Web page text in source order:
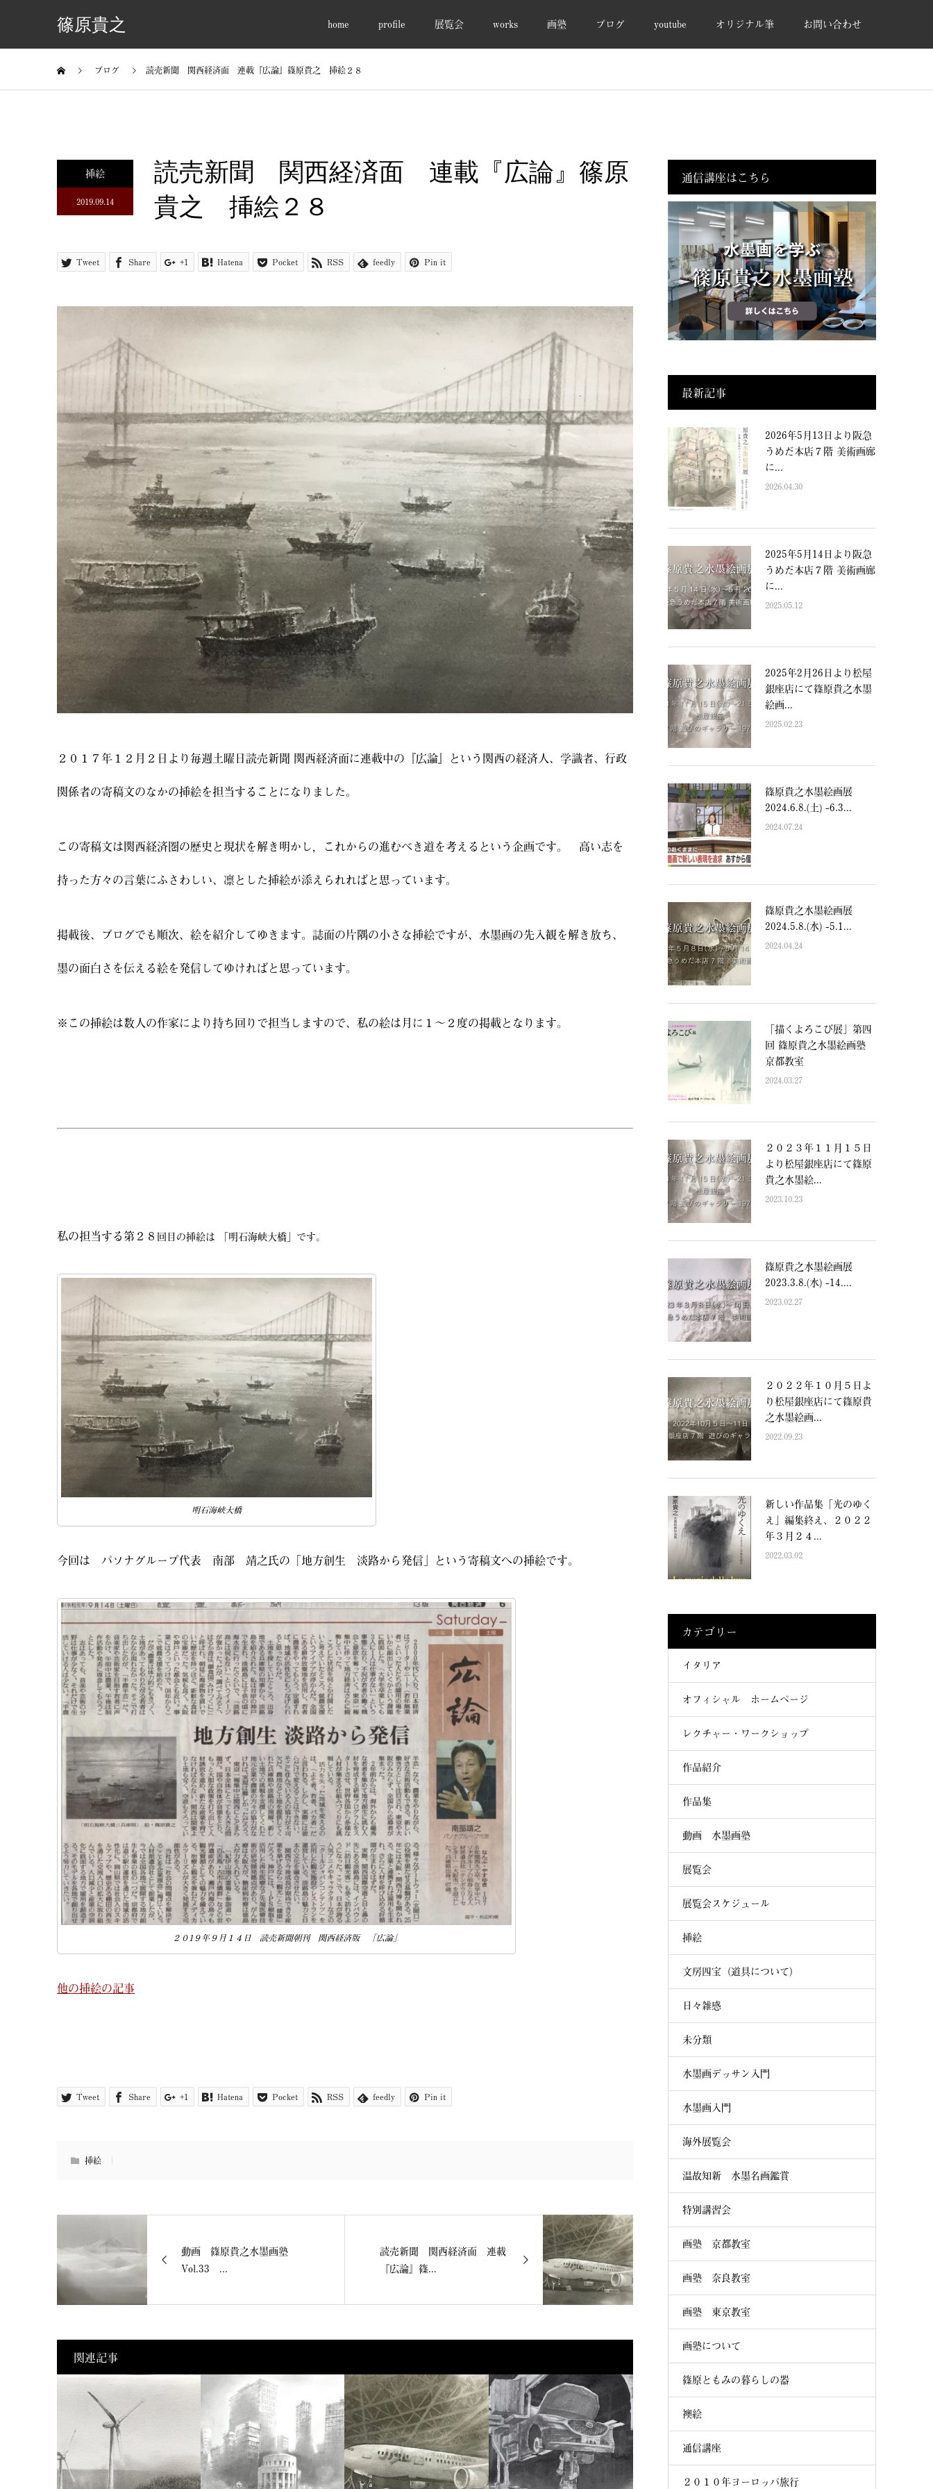
篠原貴之 home profile 展覧会 works 画塾 ブログ youtube オリジナル筆 お問い合わせ
ブログ 読売新聞 関西経済面 連載『広論』篠原貴之 挿絵２８
挿絵
2019.09.14
読売新聞 関西経済面 連載『広論』篠原
貴之 挿絵２８
Tweet Share +1 Hatena Pocket RSS feedly Pin it
２０１７年１２月２日より毎週土曜日読売新聞 関西経済面に連載中の『広論』という関西の経済人、学識者、行政
関係者の寄稿文のなかの挿絵を担当することになりました。
この寄稿文は関西経済圏の歴史と現状を解き明かし，これからの進むべき道を考えるという企画です。 高い志を
持った方々の言葉にふさわしい、凛とした挿絵が添えられればと思っています。
掲載後、ブログでも順次、絵を紹介してゆきます。誌面の片隅の小さな挿絵ですが、水墨画の先入観を解き放ち、
墨の面白さを伝える絵を発信してゆければと思っています。
※この挿絵は数人の作家により持ち回りで担当しますので、私の絵は月に１～２度の掲載となります。
私の担当する第２８ 回目の挿絵は 「明石海峡大橋」です。
明石海峡大橋
今回は パソナグループ代表 南部 靖之氏の「地方創生 淡路から発信」という寄稿文への挿絵です。
２０1９年９月１４日 読売新聞朝刊 関西経済版 「広論」
他の挿絵の記事
Tweet Share +1 Hatena Pocket RSS feedly Pin it
挿絵
動画 篠原貴之水墨画塾
Vol.33 ...
読売新聞 関西経済面 連載
『広論』篠...
関連記事
通信講座はこちら
最新記事
2026年5月13日より阪急
うめだ本店７階 美術画廊
に...
2026.04.30
2025年5月14日より阪急
うめだ本店７階 美術画廊
に...
2025.05.12
2025年2月26日より松屋
銀座店にて篠原貴之水墨
絵画...
2025.02.23
篠原貴之水墨絵画展
2024.6.8.(土) -6.3...
2024.07.24
篠原貴之水墨絵画展
2024.5.8.(水) -5.1...
2024.04.24
「描くよろこび展」第四
回 篠原貴之水墨絵画塾
京都教室
2024.03.27
２０２３年１１月１５日
より松屋銀座店にて篠原
貴之水墨絵...
2023.10.23
篠原貴之水墨絵画展
2023.3.8.(水) -14....
2023.02.27
２０２２年１０月５日よ
り松屋銀座店にて篠原貴
之水墨絵画...
2022.09.23
新しい作品集「光のゆく
え」編集終え、２０２２
年３月２４...
2022.03.02
カテゴリー
イタリア
オフィシャル ホームページ
レクチャー・ワークショップ
作品紹介
作品集
動画 水墨画塾
展覧会
展覧会スケジュール
挿絵
文房四宝（道具について）
日々雑感
未分類
水墨画デッサン入門
水墨画入門
海外展覧会
温故知新 水墨名画鑑賞
特別講習会
画塾 京都教室
画塾 奈良教室
画塾 東京教室
画塾について
篠原ともみの暮らしの器
襖絵
通信講座
２０１０年ヨーロッパ旅行